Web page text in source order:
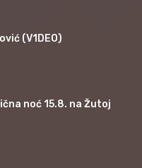
(V1DEO)
noć 15.8. na Žutoj